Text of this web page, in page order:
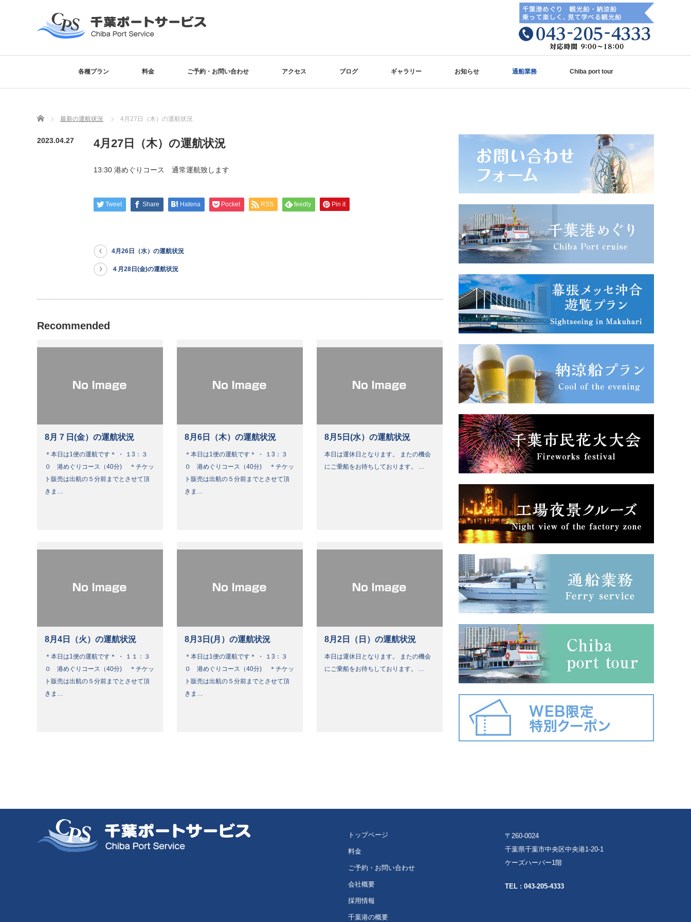
各種プラン 料金 ご予約・お問い合わせ アクセス ブログ ギャラリー お知らせ 通船業務 Chiba port tour
Home 最新の運航状況 4月27日（木）の運航状況
2023.04.27 4月27日（木）の運航状況
13:30 港めぐりコース 通常運航致します
Tweet Share Hatena Pocket RSS feedly Pin it
4月26日（水）の運航状況
４月28日(金)の運航状況
Recommended
8月７日(金）の運航状況
＊本日は1便の運航です＊ ・ １3：３
０ 港めぐりコース（40分) ＊チケッ
ト販売は出航の５分前までとさせて頂
きま…
8月6日（木）の運航状況
＊本日は1便の運航です＊ ・ １3：３
０ 港めぐりコース（40分) ＊チケッ
ト販売は出航の５分前までとさせて頂
きま…
8月5日(水）の運航状況
本日は運休日となります。 またの機会
にご乗船をお待ちしております。 …
8月4日（火）の運航状況
＊本日は1便の運航です＊ ・ １１：３
０ 港めぐりコース（40分) ＊チケッ
ト販売は出航の５分前までとさせて頂
きま…
8月3日(月）の運航状況
＊本日は1便の運航です＊ ・ １3：３
０ 港めぐりコース（40分) ＊チケッ
ト販売は出航の５分前までとさせて頂
きま…
8月2日（日）の運航状況
本日は運休日となります。 またの機会
にご乗船をお待ちしております。 …
トップページ
料金
ご予約・お問い合わせ
会社概要
採用情報
千葉港の概要
〒260-0024
千葉県千葉市中央区中央港1-20-1
ケーズハーバー1階
TEL : 043-205-4333